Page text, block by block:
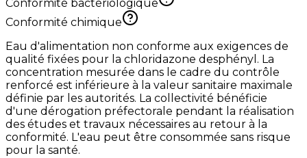
Conformité bactériologique
Conformité chimique
Eau d'alimentation non conforme aux exigences de
qualité fixées pour la chloridazone desphényl. La
concentration mesurée dans le cadre du contrôle
renforcé est inférieure à la valeur sanitaire maximale
définie par les autorités. La collectivité bénéficie
d'une dérogation préfectorale pendant la réalisation
des études et travaux nécessaires au retour à la
conformité. L'eau peut être consommée sans risque
pour la santé.